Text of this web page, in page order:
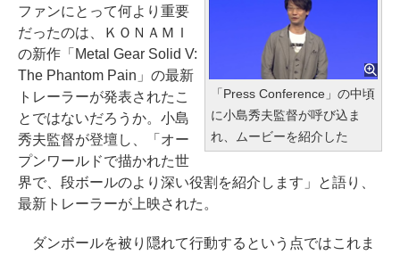
「Press Conference」の中頃
に小島秀夫監督が呼び込ま
れ、ムービーを紹介した
ファンにとって何より重要
だったのは、ＫＯＮＡＭＩ
の新作「Metal Gear Solid V:
The Phantom Pain」の最新
トレーラーが発表されたこ
とではないだろうか。小島
秀夫監督が登壇し、「オー
プンワールドで描かれた世
界で、段ボールのより深い役割を紹介します」と語り、
最新トレーラーが上映された。
ダンボールを被り隠れて行動するという点ではこれま